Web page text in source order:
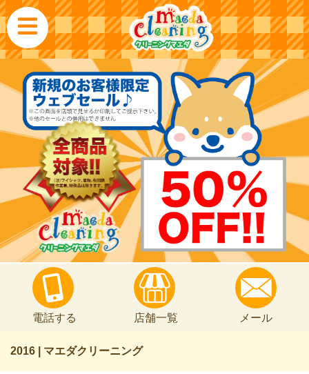
電話する 店舗一覧 メール
2016 | マエダクリーニング